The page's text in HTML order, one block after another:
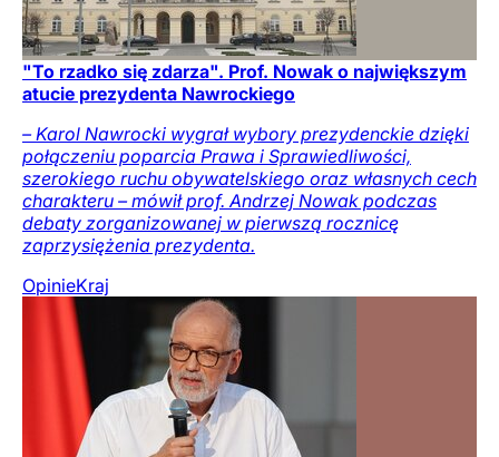
"To rzadko się zdarza". Prof. Nowak o największym
atucie prezydenta Nawrockiego
– Karol Nawrocki wygrał wybory prezydenckie dzięki
połączeniu poparcia Prawa i Sprawiedliwości,
szerokiego ruchu obywatelskiego oraz własnych cech
charakteru – mówił prof. Andrzej Nowak podczas
debaty zorganizowanej w pierwszą rocznicę
zaprzysiężenia prezydenta.
OpinieKraj